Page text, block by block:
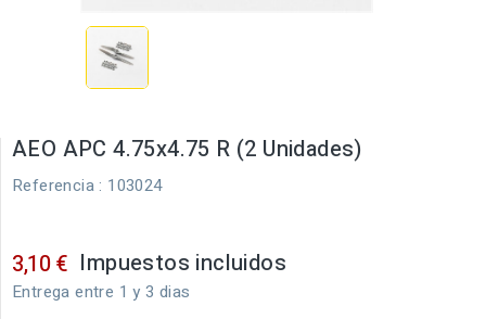
AEO APC 4.75x4.75 R (2 Unidades)
Referencia : 103024
3,10 € Impuestos incluidos
Entrega entre 1 y 3 dias